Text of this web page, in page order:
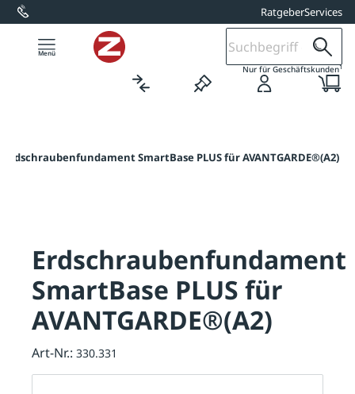
springen RatgeberServices
Nur für Geschäftskunden1
Erdschraubenfundament SmartBase PLUS für AVANTGARDE®(A2)
Erdschraubenfundament
SmartBase PLUS für
AVANTGARDE®(A2)
Art-Nr.: 330.331